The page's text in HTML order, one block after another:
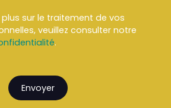
plus sur le traitement de vos
veuillez consulter notre
.
Envoyer